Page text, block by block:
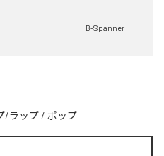
B-Spanner
/ラップ / ポップ